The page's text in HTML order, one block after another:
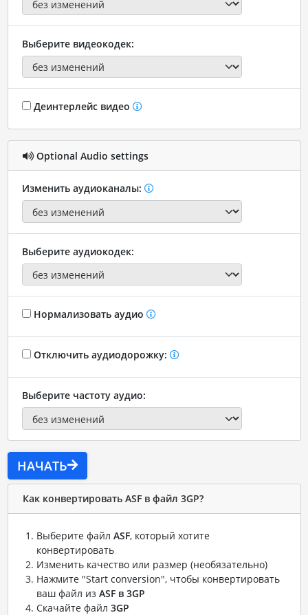
Выберите видеокодек:
Деинтерлейс видео
Optional Audio settings
Изменить аудиоканалы:
Выберите аудиокодек:
Нормализовать аудио
Отключить аудиодорожку:
Выберите частоту аудио:
НАЧАТЬ
Как конвертировать ASF в файл 3GP?
Выберите файл ASF, который хотите
конвертировать
Изменить качество или размер (необязательно)
Нажмите "Start conversion", чтобы конвертировать
ваш файл из ASF в 3GP
Скачайте файл 3GP